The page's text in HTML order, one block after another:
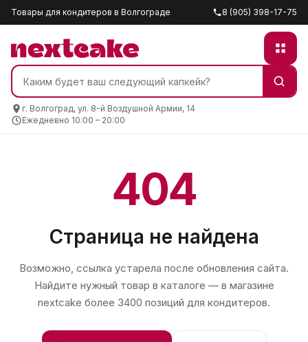
Товары для кондитеров в Волгограде 8 (905) 398-17-75
г. Волгоград, ул. 8-й Воздушной Армии, 14
Ежедневно 10:00 – 20:00
404
Страница не найдена
Возможно, ссылка устарела после обновления сайта.
Найдите нужный товар в каталоге — в магазине
nextcake более 3400 позиций для кондитеров.